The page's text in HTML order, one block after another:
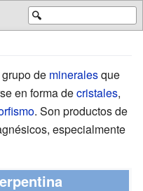
🔍
de mineralesque
en forma decristales,
. Son productos de
especialmente